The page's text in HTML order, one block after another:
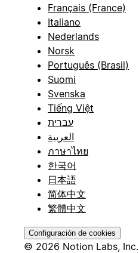
Français (France)
Italiano
Nederlands
Norsk
Português (Brasil)
Suomi
Svenska
Tiếng Việt
עברית
العربية
ภาษาไทย
한국어
日本語
简体中文
繁體中文
Configuración de cookies
© 2026 Notion Labs, Inc.